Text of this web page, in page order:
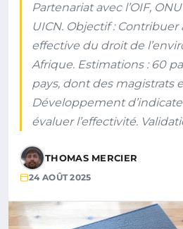
Partenariat avec l’OIF,
UICN. Objectif : Contribuer
effective du droit de
Afrique. Estimations : 60
pays, dont des magistrats
Développement
évaluer l’effectivité.
THOMAS MERCIER
24 AOÛT 2025